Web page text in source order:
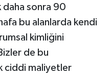
daha sonra 90
bu alanlarda kendi
kimliğini
de bu
ciddi maliyetler